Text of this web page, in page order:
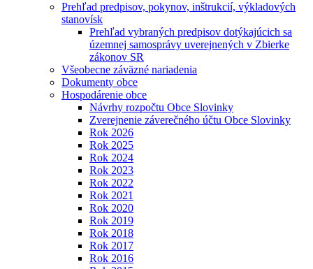
Prehľad predpisov, pokynov, inštrukcií, výkladových
stanovísk
Prehľad vybraných predpisov dotýkajúcich sa
územnej samosprávy uverejnených v Zbierke
zákonov SR
Všeobecne záväzné nariadenia
Dokumenty obce
Hospodárenie obce
Návrhy rozpočtu Obce Slovinky
Zverejnenie záverečného účtu Obce Slovinky
Rok 2026
Rok 2025
Rok 2024
Rok 2023
Rok 2022
Rok 2021
Rok 2020
Rok 2019
Rok 2018
Rok 2017
Rok 2016